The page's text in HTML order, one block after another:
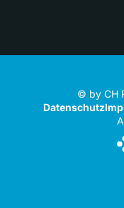
© by CH
Datenschutz